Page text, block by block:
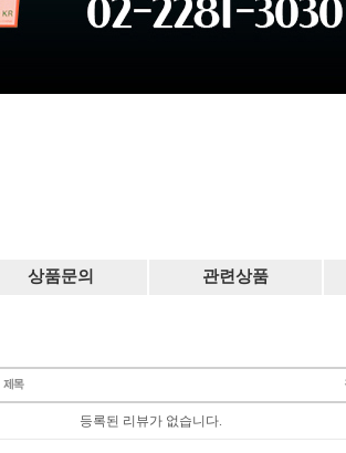
상품문의 관련상품
등록된 리뷰가 없습니다.